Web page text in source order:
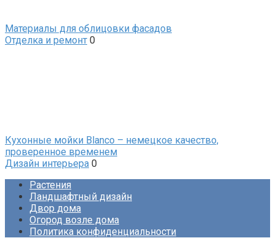
Материалы для облицовки фасадов
Отделка и ремонт 0
Кухонные мойки Blanco – немецкое качество,
проверенное временем
Дизайн интерьера 0
Растения
Ландшафтный дизайн
Двор дома
Огород возле дома
Политика конфиденциальности